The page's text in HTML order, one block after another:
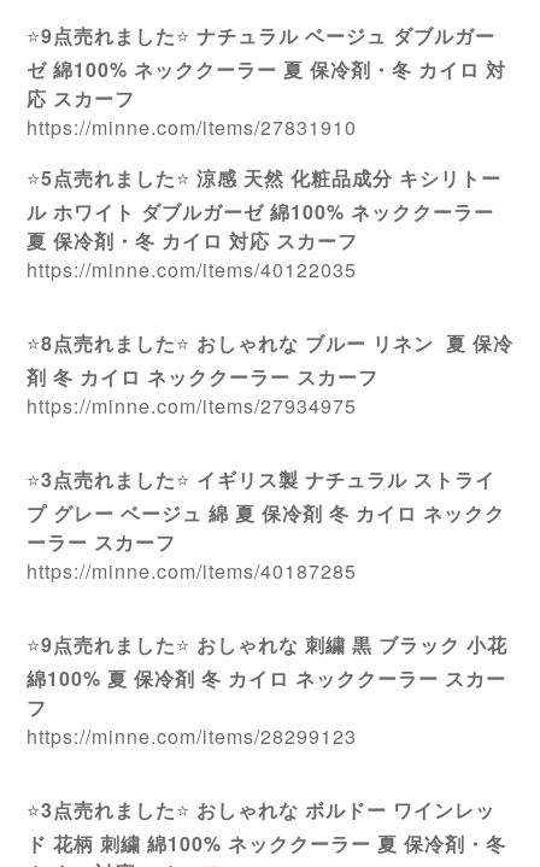
⭐️9点売れました⭐️ ナチュラル ベージュ ダブルガー
ゼ 綿100% ネッククーラー 夏 保冷剤・冬 カイロ 対
応 スカーフ
https://minne.com/items/27831910
⭐️5点売れました⭐️ 涼感 天然 化粧品成分 キシリトー
ル ホワイト ダブルガーゼ 綿100% ネッククーラー
夏 保冷剤・冬 カイロ 対応 スカーフ
https://minne.com/items/40122035
⭐️8点売れました⭐️ おしゃれな ブルー リネン 夏 保冷
剤 冬 カイロ ネッククーラー スカーフ
https://minne.com/items/27934975
⭐️3点売れました⭐️ イギリス製 ナチュラル ストライ
プ グレー ベージュ 綿 夏 保冷剤 冬 カイロ ネックク
ーラー スカーフ
https://minne.com/items/40187285
⭐9点売れました⭐ おしゃれな 刺繍 黒 ブラック 小花
綿100% 夏 保冷剤 冬 カイロ ネッククーラー スカー
フ
https://minne.com/items/28299123
⭐️3点売れました⭐️ おしゃれな ボルドー ワインレッ
ド 花柄 刺繍 綿100% ネッククーラー 夏 保冷剤・冬